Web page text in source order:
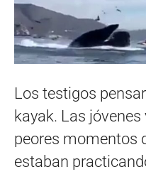
Los testigos
kayak. Las
peores momentos
estaban